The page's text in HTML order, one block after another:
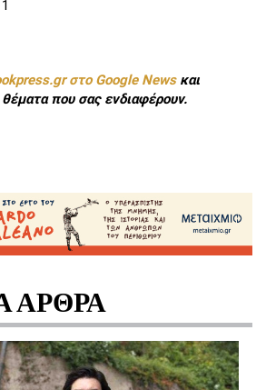
στο Google Newsκαι
που σας ενδιαφέρουν.
ΑΡΘΡΑ